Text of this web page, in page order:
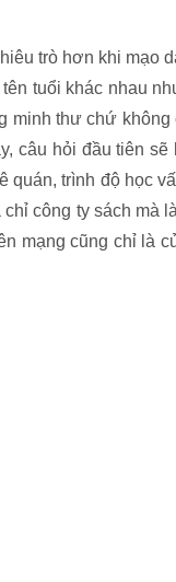
trò hơn khi mạo
tuổi khác nhau
minh thư chứ không
câu hỏi đầu tiên sẽ
quán, trình độ học
công ty sách mà
mạng cũng chỉ là